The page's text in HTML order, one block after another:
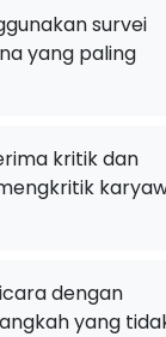
survei
yang paling
kritik dan
dengan
yang